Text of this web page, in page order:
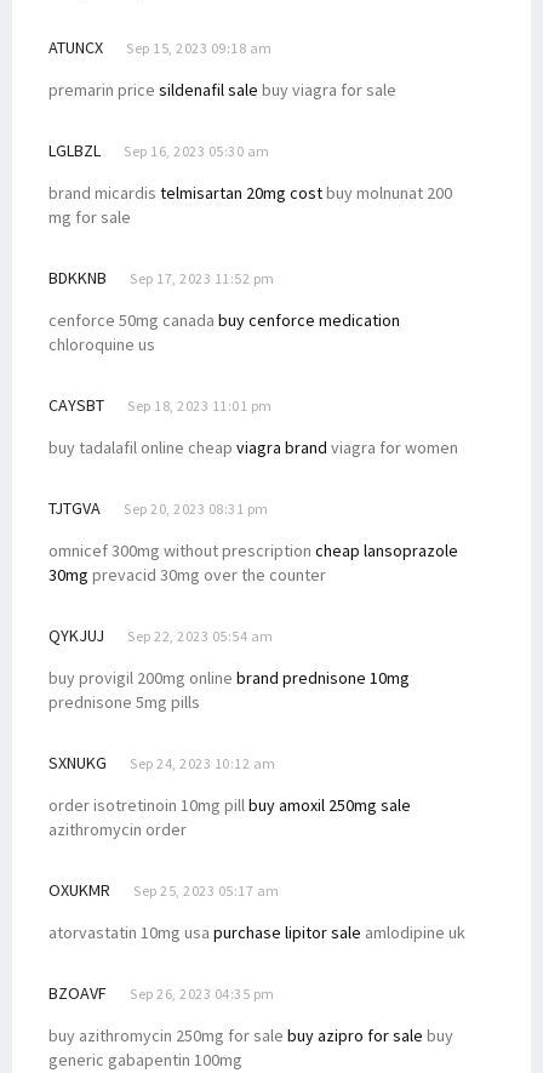
ATUNCX Sep 15, 2023 09:18 am
premarin price sildenafil sale buy viagra for sale
LGLBZL Sep 16, 2023 05:30 am
brand micardis telmisartan 20mg costbuy molnunat 200
mg for sale
BDKKNB Sep 17, 2023 11:52 pm
cenforce 50mg canada buy cenforce medication
chloroquine us
CAYSBT Sep 18, 2023 11:01 pm
buy tadalafil online cheap viagra brand viagra for women
TJTGVA Sep 20, 2023 08:31 pm
omnicef 300mg without prescription cheap lansoprazole
30mg prevacid 30mg over the counter
QYKJUJ Sep 22, 2023 05:54 am
buy provigil 200mg online brand prednisone 10mg
prednisone 5mg pills
SXNUKG Sep 24, 2023 10:12 am
order isotretinoin 10mg pillbuy amoxil 250mg sale
azithromycin order
OXUKMR Sep 25, 2023 05:17 am
atorvastatin 10mg usa purchase lipitor sale amlodipine uk
BZOAVF Sep 26, 2023 04:35 pm
buy azithromycin 250mg for sale buy azipro for sale buy
generic gabapentin 100mg